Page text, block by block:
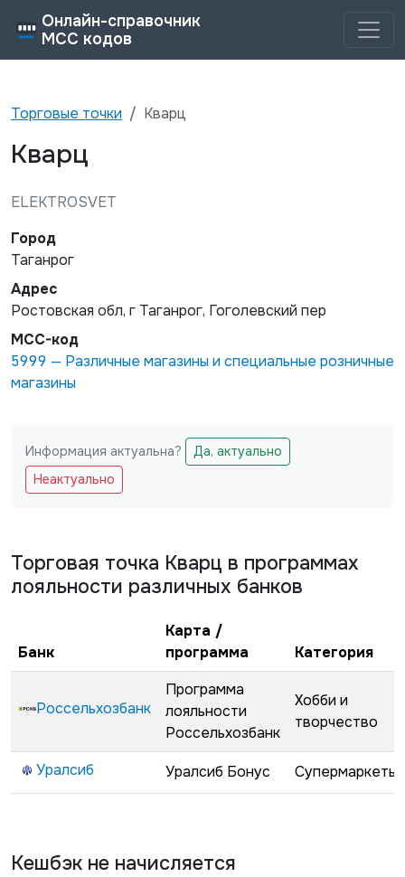
Онлайн-справочник
MCC кодов
Торговые точки Кварц
Кварц
ELEKTROSVET
Город
Таганрог
Адрес
Ростовская обл, г Таганрог, Гоголевский пер
MCC-код
5999 — Различные магазины и специальные розничные
магазины
Не заполняйте это поле
Информация актуальна?
Да, актуально
Неактуально
Торговая точка Кварц в программах
лояльности различных банков
Банк
Карта /
программа
Категория
Россельхозбанк
Программа
лояльности
Россельхозбанк
Хобби и
творчество
Уралсиб Уралсиб Бонус Супермаркеты
Кешбэк не начисляется